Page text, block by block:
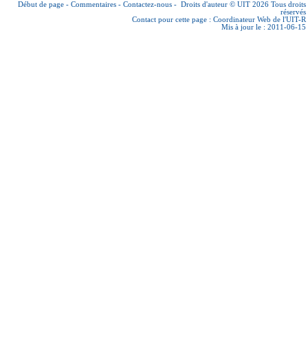
Début de page - Commentaires - Contactez-nous - Droits d'auteur © UIT 2026 Tous droits
réservés
Contact pour cette page : Coordinateur Web de l'UIT-R
Mis à jour le : 2011-06-15